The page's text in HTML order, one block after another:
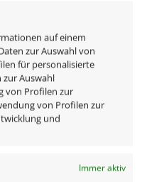
auf einem
zur Auswahl von
für personalisierte
Auswahl
von Profilen zur
von Profilen zur
und
Immer aktiv
ist direkt
benötigten
enthalten sind:
Einbaurahmen matt
dimmbar